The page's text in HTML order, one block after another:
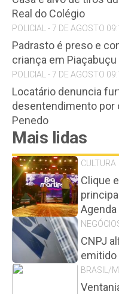
Real do Colégio
POLICIAL - 7 DE AGOSTO
Padrasto é preso e
criança em Piaçabuçu
POLICIAL - 7 DE AGOSTO
Locatário denuncia
desentendimento por
Penedo
Mais lidas
CULTURA
Clique
CNPJ
emitido
BRASIL/